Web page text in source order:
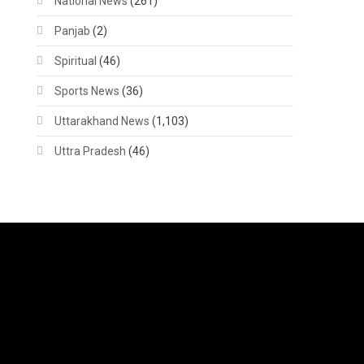
Panjab (2)
Spiritual (46)
Sports News (36)
Uttarakhand News (1,103)
Uttra Pradesh (46)